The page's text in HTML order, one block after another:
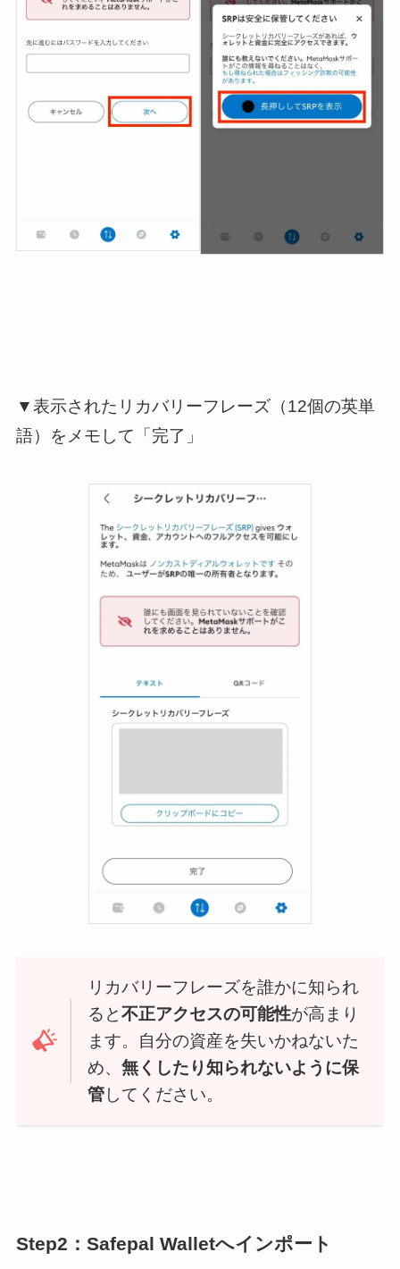
▼表示されたリカバリーフレーズ（12個の英単
語）をメモして「完了」
リカバリーフレーズを誰かに知られ
ると不正アクセスの可能性が高まり
ます。自分の資産を失いかねないた
め、 無くしたり知られないように保
管してください。
Step2：Safepal Walletへインポート